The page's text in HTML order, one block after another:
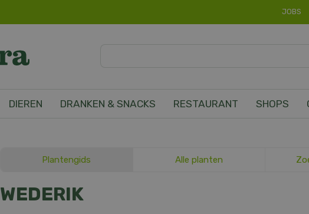
JOBS
DIEREN DRANKEN & SNACKS RESTAURANT SHOPS
Plantengids Alle planten
WEDERIK